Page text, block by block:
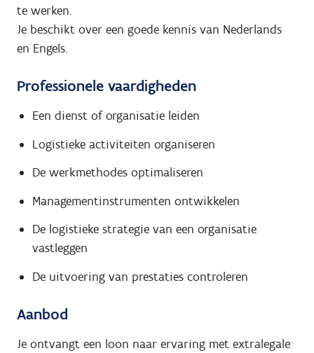
te werken.
Je beschikt over een goede kennis van Nederlands
en Engels.
Professionele vaardigheden
Een dienst of organisatie leiden
Logistieke activiteiten organiseren
De werkmethodes optimaliseren
Managementinstrumenten ontwikkelen
De logistieke strategie van een organisatie
vastleggen
De uitvoering van prestaties controleren
Aanbod
Je ontvangt een loon naar ervaring met extralegale